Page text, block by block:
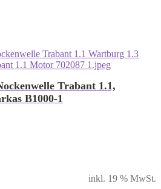
Trabant 1.1,
B1000-1
inkl. 19 % MwSt.